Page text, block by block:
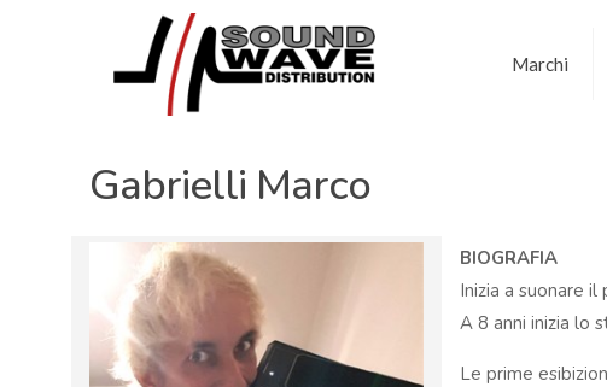
Marchi
Gabrielli Marco
BIOGRAFIA
Inizia a suonare
A 8 anni inizia lo
Le prime